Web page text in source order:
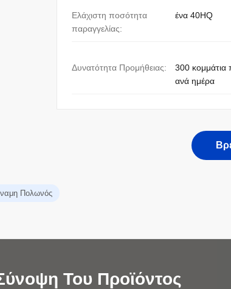
Ελάχιστη ποσότητα
παραγγελίας:
ένα 40HQ
Δυνατότητα Προμήθειας:
300 κομμάτια
ανά ημέρα
Πολωνός
Του Προϊόντος